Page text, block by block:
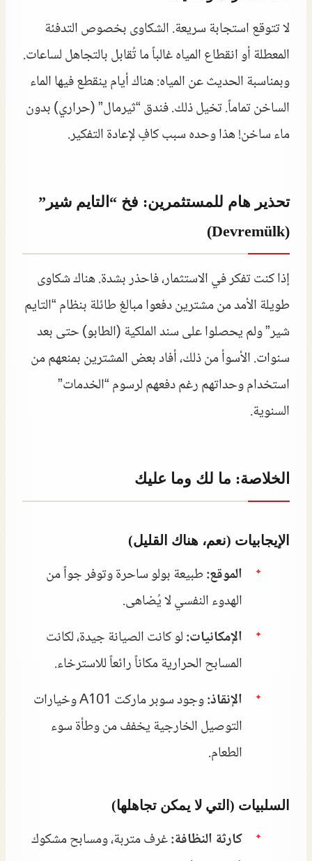
لا تتوقع استجابة سريعة. الشكاوى بخصوص التدفئة
المعطلة أو انقطاع المياه غالباً ما تُقابل بالتجاهل لساعات.
وبمناسبة الحديث عن المياه: هناك أيام ينقطع فيها الماء
الساخن تماماً. تخيل ذلك. فندق “ثيرمال” (حراري) بدون
ماء ساخن! هذا وحده سبب كافٍ لإعادة التفكير.
تحذير هام للمستثمرين: فخ “التايم شير”
(Devremülk)
إذا كنت تفكر في الاستثمار، فاحذر بشدة. هناك شكاوى
طويلة الأمد من مشترين دفعوا مبالغ طائلة بنظام “التايم
شير” ولم يحصلوا على سند الملكية (الطابو) حتى بعد
سنوات. الأسوأ من ذلك، أفاد بعض المشترين بمنعهم من
استخدام وحداتهم رغم دفعهم لرسوم “الخدمات”
السنوية.
الخلاصة: ما لك وما عليك
الإيجابيات (نعم، هناك القليل)
الموقع:طبيعة بولو ساحرة وتوفر جواً من
الهدوء النفسي لا يُضاهى.
الإمكانيات:لو كانت الصيانة جيدة، لكانت
المسابح الحرارية مكاناً رائعاً للاسترخاء.
الإنقاذ:
وجود سوبر ماركت A101 وخيارات
التوصيل الخارجية يخفف من وطأة سوء
الطعام.
السلبيات (التي لا يمكن تجاهلها)
كارثة النظافة:غرف متربة، ومسابح مشكوك